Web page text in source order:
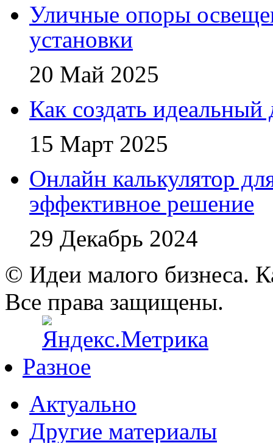
Уличные опоры
установки
20 Май 2025
Как создать
15 Март 2025
Онлайн калькулятор
эффективное решение
29 Декабрь 2024
© Идеи малого бизнеса.
Все права защищены.
Разное
Актуально
Другие материалы